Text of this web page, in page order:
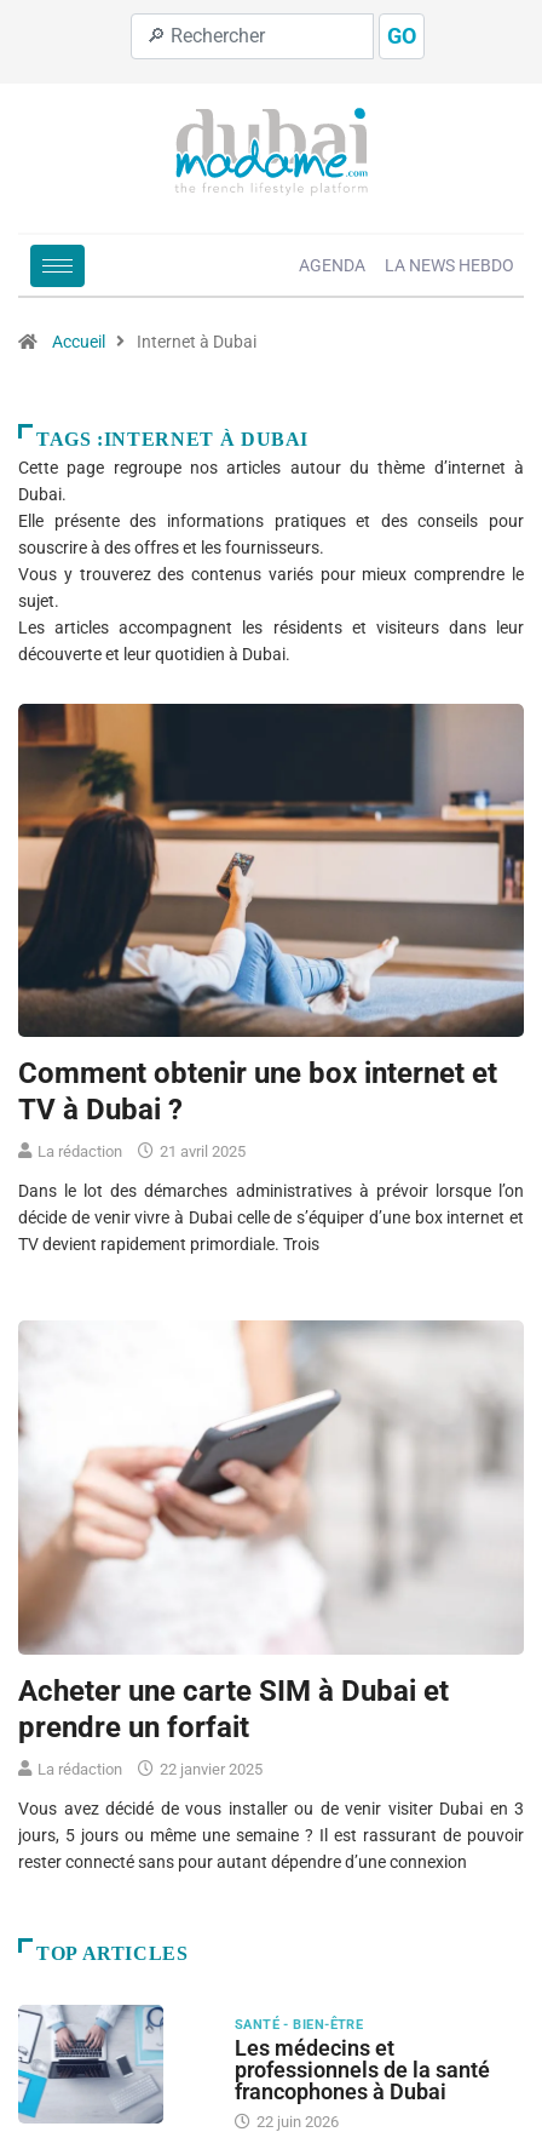
GO
AGENDA LA NEWS HEBDO
Accueil Internet à Dubai
TAGS :INTERNET À DUBAI
Cette page regroupe nos articles autour du thème d’internet à
Dubai.
Elle présente des informations pratiques et des conseils pour
souscrire à des offres et les fournisseurs.
Vous y trouverez des contenus variés pour mieux comprendre le
sujet.
Les articles accompagnent les résidents et visiteurs dans leur
découverte et leur quotidien à Dubai.
Comment obtenir une box internet et
TV à Dubai ?
La rédaction 21 avril 2025
Dans le lot des démarches administratives à prévoir lorsque l’on
décide de venir vivre à Dubai celle de s’équiper d’une box internet et
TV devient rapidement primordiale. Trois
Acheter une carte SIM à Dubai et
prendre un forfait
La rédaction 22 janvier 2025
Vous avez décidé de vous installer ou de venir visiter Dubai en 3
jours, 5 jours ou même une semaine ? Il est rassurant de pouvoir
rester connecté sans pour autant dépendre d’une connexion
TOP ARTICLES
SANTÉ - BIEN-ÊTRE
Les médecins et
professionnels de la santé
francophones à Dubai
22 juin 2026